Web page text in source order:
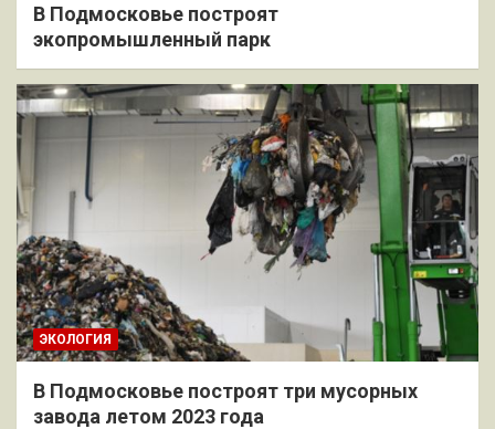
В Подмосковье построят
экопромышленный парк
ЭКОЛОГИЯ
В Подмосковье построят три мусорных
завода летом 2023 года